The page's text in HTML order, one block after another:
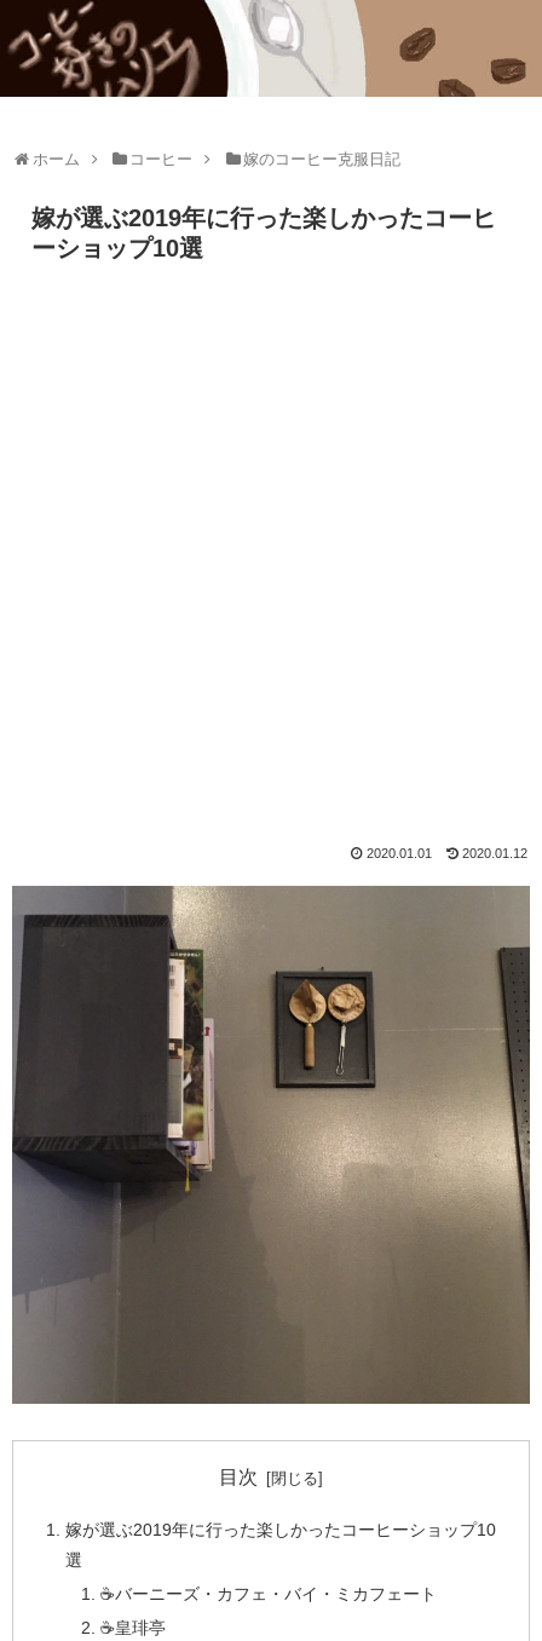
ホーム コーヒー 嫁のコーヒー克服日記
嫁が選ぶ2019年に行った楽しかったコーヒ
ーショップ10選
2020.01.01 2020.01.12
目次
嫁が選ぶ2019年に行った楽しかったコーヒーショップ10
選
☕️バーニーズ・カフェ・バイ・ミカフェート
☕️皇琲亭